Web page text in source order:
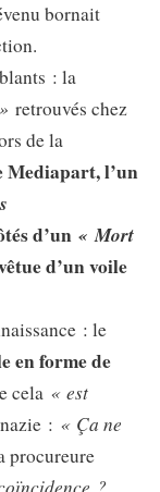
bornait
: la
retrouvés chez
de la
Mediapart, l’un
d’un « Mort
d’un voile
: le
en forme de
cela « est
: « Ça ne
procureure
?